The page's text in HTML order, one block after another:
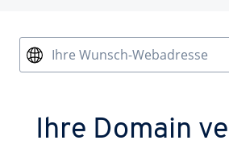
Ihre Wunsch-Webadresse
Ihre Domain